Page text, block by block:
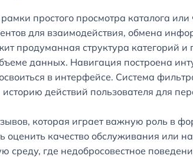
простого просмотра каталога или
для взаимодействия, обмена
продуманная структура категорий и
данных. Навигация построена
в интерфейсе. Система
действий пользователя для
которая играет важную роль в
качество обслуживания или
где недобросовестное